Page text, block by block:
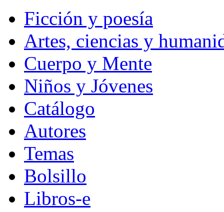
Ficción y poesía
Artes, ciencias y
Cuerpo y Mente
Niños y Jóvenes
Catálogo
Autores
Temas
Bolsillo
Libros-e